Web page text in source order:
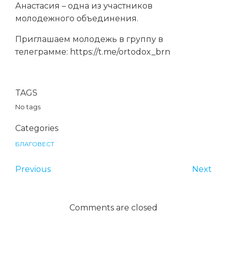
Анастасия – одна из участников
молодежного объединения.
Приглашаем молодежь в группу в
телеграмме: https://t.me/ortodox_brn
TAGS
No tags
Categories
БЛАГОВЕСТ
Previous Next
Comments are closed